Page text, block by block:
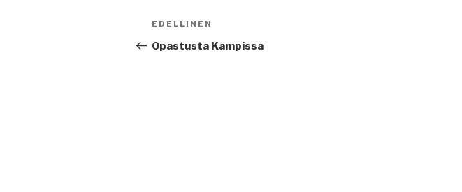
Artikkelien
selaus
Edellinen
artikkeli
EDELLINEN
Opastusta Kampissa